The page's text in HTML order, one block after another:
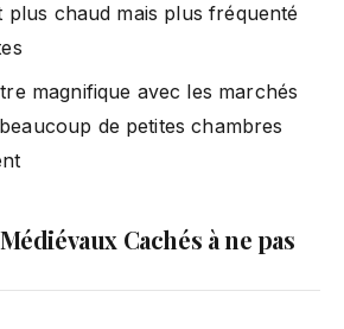
plus chaud mais plus fréquenté
magnifique avec les marchés
de petites chambres
Cachés à ne pas